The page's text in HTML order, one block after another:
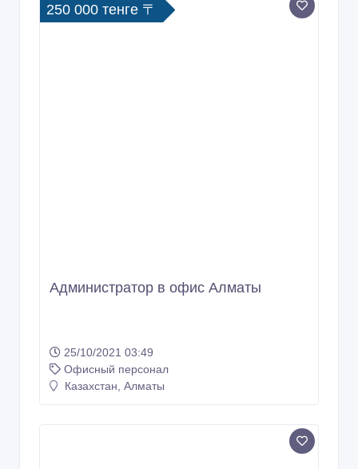
250 000 тенге 〒
Администратор в офис Алматы
25/10/2021 03:49
Офисный персонал
Казахстан, Алматы